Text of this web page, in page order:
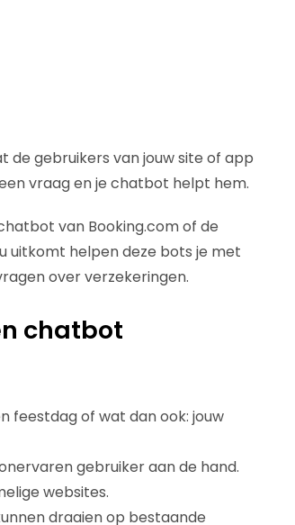
de gebruikers van jouw site of app
vraag en je chatbot helpt hem.
van Booking.com of de
uitkomt helpen deze bots je met
over verzekeringen.
chatbot
feestdag of wat dan ook: jouw
gebruiker aan de hand.
websites.
draaien op bestaande